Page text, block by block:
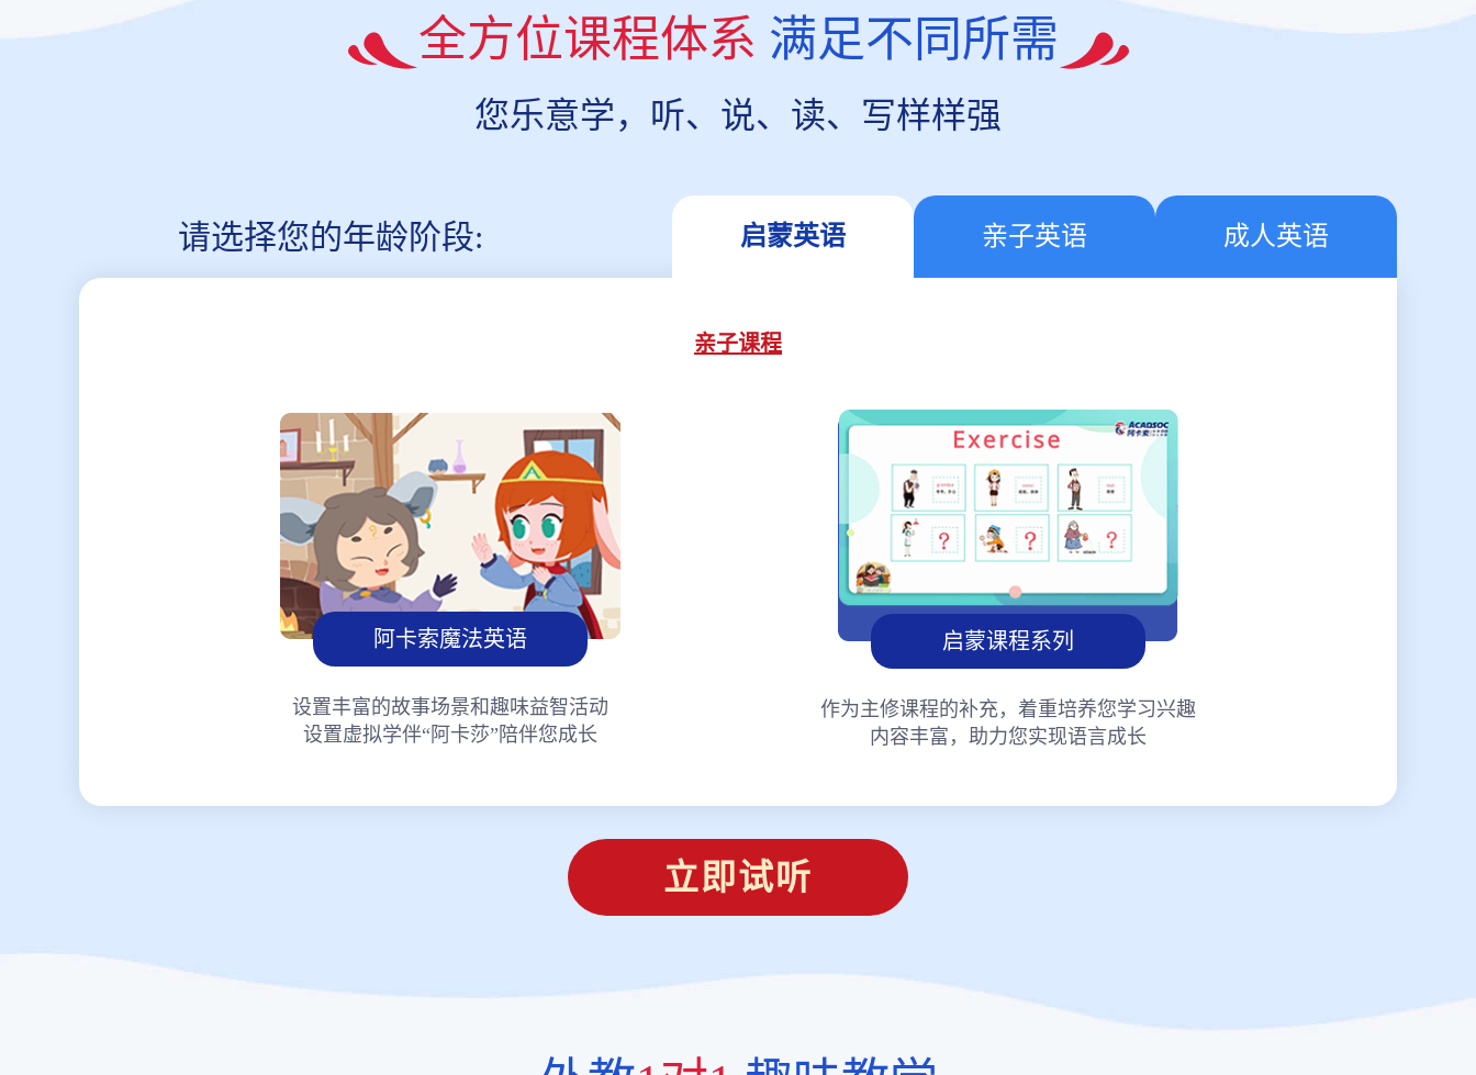
全方位课程体系 满足不同所需
您乐意学，听、说、读、写样样强
请选择您的年龄阶段: 启蒙英语 亲子英语 成人英语
亲子课程
阿卡索魔法英语
设置丰富的故事场景和趣味益智活动
设置虚拟学伴“阿卡莎”陪伴您成长
启蒙课程系列
作为主修课程的补充，着重培养您学习兴趣
内容丰富，助力您实现语言成长
立即试听